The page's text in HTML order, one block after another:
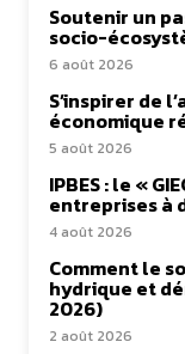
Soutenir un
socio-
6 août 2026
S’inspirer de
économique
5 août 2026
IPBES : le «
entreprises à
4 août 2026
Comment le
hydrique et
2026)
2 août 2026